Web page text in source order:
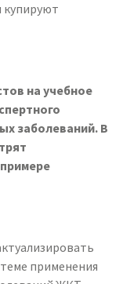
купируют
на учебное
заболеваний. В
применения